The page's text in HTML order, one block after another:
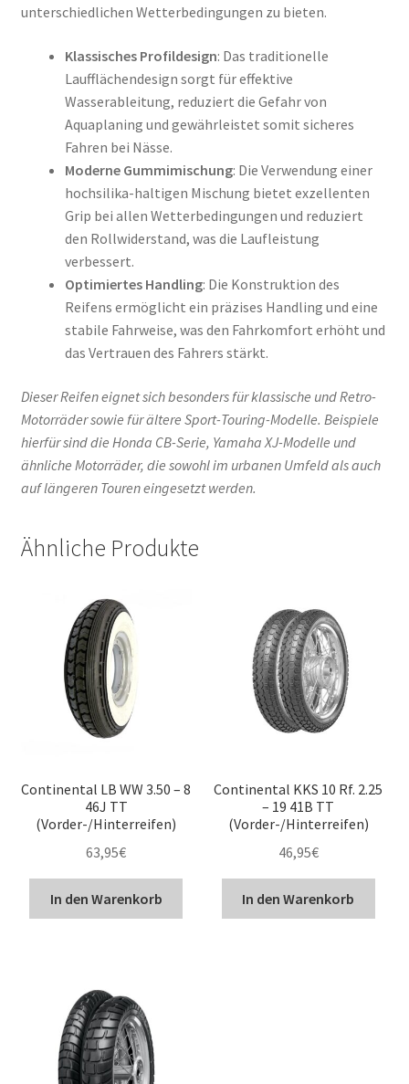
unterschiedlichen Wetterbedingungen zu bieten.
Klassisches Profildesign: Das traditionelle
Laufflächendesign sorgt für effektive
Wasserableitung, reduziert die Gefahr von
Aquaplaning und gewährleistet somit sicheres
Fahren bei Nässe.
Moderne Gummimischung: Die Verwendung einer
hochsilika-haltigen Mischung bietet exzellenten
Grip bei allen Wetterbedingungen und reduziert
den Rollwiderstand, was die Laufleistung
verbessert.
Optimiertes Handling: Die Konstruktion des
Reifens ermöglicht ein präzises Handling und eine
stabile Fahrweise, was den Fahrkomfort erhöht und
das Vertrauen des Fahrers stärkt.
Dieser Reifen eignet sich besonders für klassische und Retro-
Motorräder sowie für ältere Sport-Touring-Modelle. Beispiele
hierfür sind die Honda CB-Serie, Yamaha XJ-Modelle und
ähnliche Motorräder, die sowohl im urbanen Umfeld als auch
auf längeren Touren eingesetzt werden.
Ähnliche Produkte
Continental LB WW 3.50 – 8
46J TT
(Vorder-/Hinterreifen)
63,95€
In den Warenkorb
Continental KKS 10 Rf. 2.25
– 19 41B TT
(Vorder-/Hinterreifen)
46,95€
In den Warenkorb